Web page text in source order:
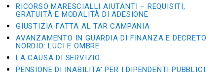
RICORSO MARESCIALLI AIUTANTI – REQUISITI,
GRATUITÀ E MODALITÀ DI ADESIONE
GIUSTIZIA FATTA AL TAR CAMPANIA
AVANZAMENTO IN GUARDIA DI FINANZA E DECRETO
NORDIO: LUCI E OMBRE
LA CAUSA DI SERVIZIO
PENSIONE DI INABILITA' PER I DIPENDENTI PUBBLICI.